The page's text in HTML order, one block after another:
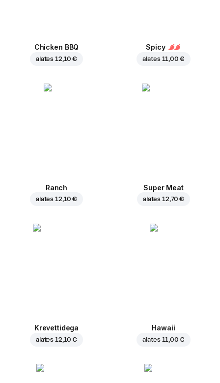
Chicken BBQ
alates 12,10 €
Spicy
alates 11,00 €
Ranch
alates 12,10 €
Super Meat
alates 12,70 €
Krevettidega
alates 12,10 €
Hawaii
alates 11,00 €